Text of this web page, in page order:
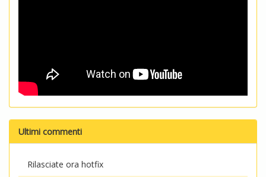
Ultimi commenti
Rilasciate ora hotfix